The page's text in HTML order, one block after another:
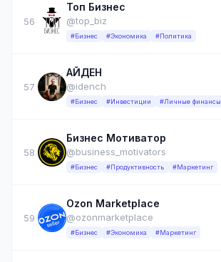
56
Топ Бизнес
@top_biz
#Бизнес #Экономика #Политика
57
АЙДЕН
@idench
#Бизнес #Инвестиции #Личные финансы
58
Бизнес Мотиватор
@business_motivators
#Бизнес #Продуктивность #Маркетинг
59
Ozon Marketplace
@ozonmarketplace
#Бизнес #Экономика #Маркетинг